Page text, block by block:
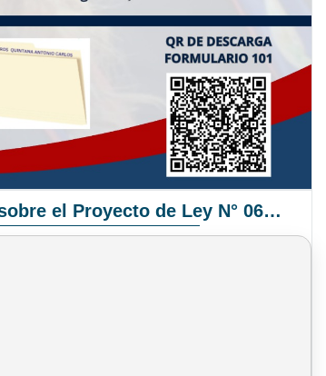
Pronunciamiento Institucional sobre el Proyecto de Ley N° 068/2025-2026 C.S.